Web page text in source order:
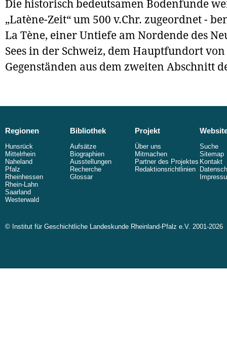
Die historisch bedeutsamen Bodenfunde
„Latène-Zeit“ um 500 v.Chr. zugeordnet -
La Tène, einer Untiefe am Nordende des
Sees in der Schweiz, dem Hauptfundort von
Gegenständen aus dem zweiten Abschnitt
Regionen
Hunsrück
Mittelrhein
Naheland
Pfalz
Rheinhessen
Rhein-Lahn
Saarland
Westerwald
Bibliothek
Aufsätze
Biographien
Ausstellungen
Recherche
Glossar
Projekt
Über uns
Mitmachen
Partner des Projektes
Redaktionsrichtlinien
Suche
Sitemap
Kontakt
© Institut für Geschichtliche Landeskunde Rheinland-Pfalz e.V. 2001-2026